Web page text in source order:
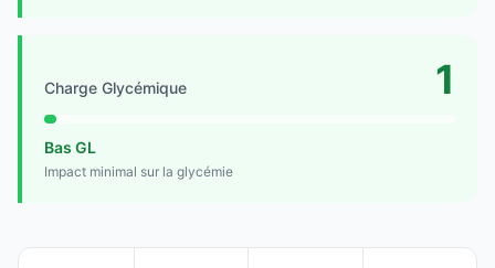
Charge Glycémique 1
Bas GL
Impact minimal sur la glycémie